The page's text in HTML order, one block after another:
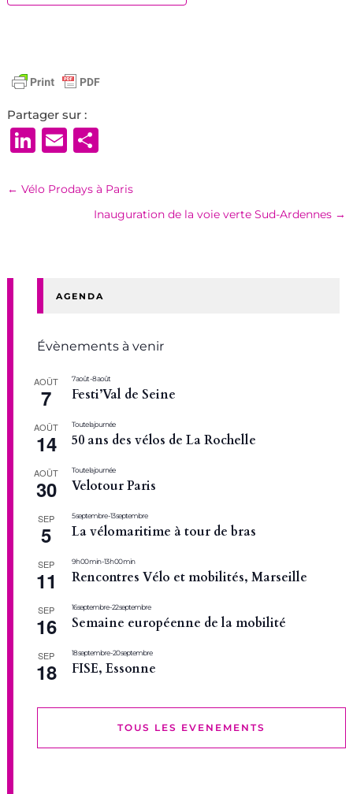
Partager sur :
LinkedIn
EmailPartager
← Vélo Prodays à Paris
Inauguration de la voie verte Sud-Ardennes →
AGENDA
Évènements à venir
AOÛT
7
7 août-8 août
Festi’Val de Seine
AOÛT
14
Toute la journée
50 ans des vélos de La Rochelle
AOÛT
30
Toute la journée
Velotour Paris
SEP
5
5 septembre-13 septembre
La vélomaritime à tour de bras
SEP
11
9 h 00 min-13 h 00 min
Rencontres Vélo et mobilités, Marseille
SEP
16
16 septembre-22 septembre
Semaine européenne de la mobilité
SEP
18
18 septembre-20 septembre
FISE, Essonne
TOUS LES EVENEMENTS